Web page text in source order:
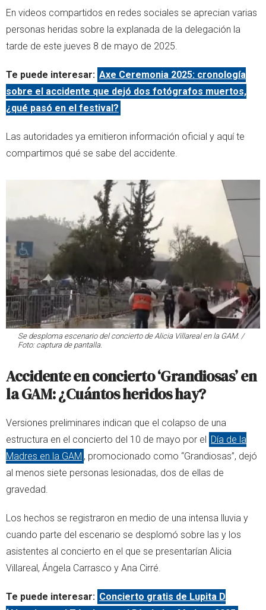
En videos compartidos en redes sociales se aprecian varias
personas heridas sobre la explanada de la delegación la
tarde de este jueves 8 de mayo de 2025.
Te puede interesar: Axe Ceremonia 2025: cronología
sobre el accidente que dejó dos fotógrafos muertos,
¿qué pasó en el festival?
Las autoridades ya emitieron información oficial y aquí te
compartimos qué se sabe del accidente.
Se desploma escenario del concierto de Alicia Villareal en la GAM. /
Foto: captura de pantalla.
Accidente en concierto ‘Grandiosas’ en
la GAM: ¿Cuántos heridos hay?
Versiones preliminares indican que el colapso de una
estructura en el concierto del 10 de mayo por el Día de la
Madres en la GAM , promocionado como “Grandiosas”, dejó
al menos siete personas lesionadas, dos de ellas de
gravedad.
Los hechos se registraron en medio de una intensa lluvia y
cuando parte del escenario se desplomó sobre las y los
asistentes al concierto en el que se presentarían Alicia
Villareal, Ángela Carrasco y Ana Cirré.
Te puede interesar: Concierto gratis de Lupita D